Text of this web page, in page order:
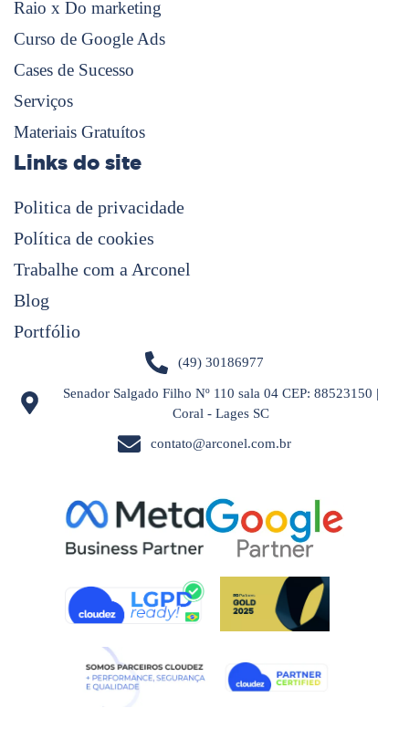
Raio x Do marketing
Curso de Google Ads
Cases de Sucesso
Serviços
Materiais Gratuítos
Links do site
Politica de privacidade
Política de cookies
Trabalhe com a Arconel
Blog
Portfólio
(49) 30186977
Senador Salgado Filho Nº 110 sala 04 CEP: 88523150 |
Coral - Lages SC
contato@arconel.com.br